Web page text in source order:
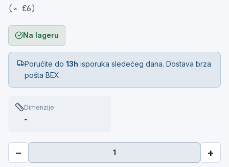
(≈ €6)
Na lageru
Poručite do13h isporuka sledećeg dana. Dostava brza
pošta BEX.
Dimenzije
-
− +